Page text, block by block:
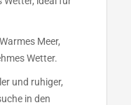
Meer,
Wetter.
und ruhiger,
in den